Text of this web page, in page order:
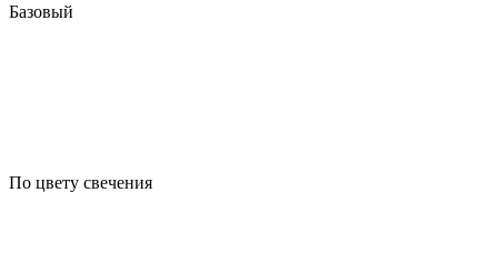
Базовый
По цвету свечения